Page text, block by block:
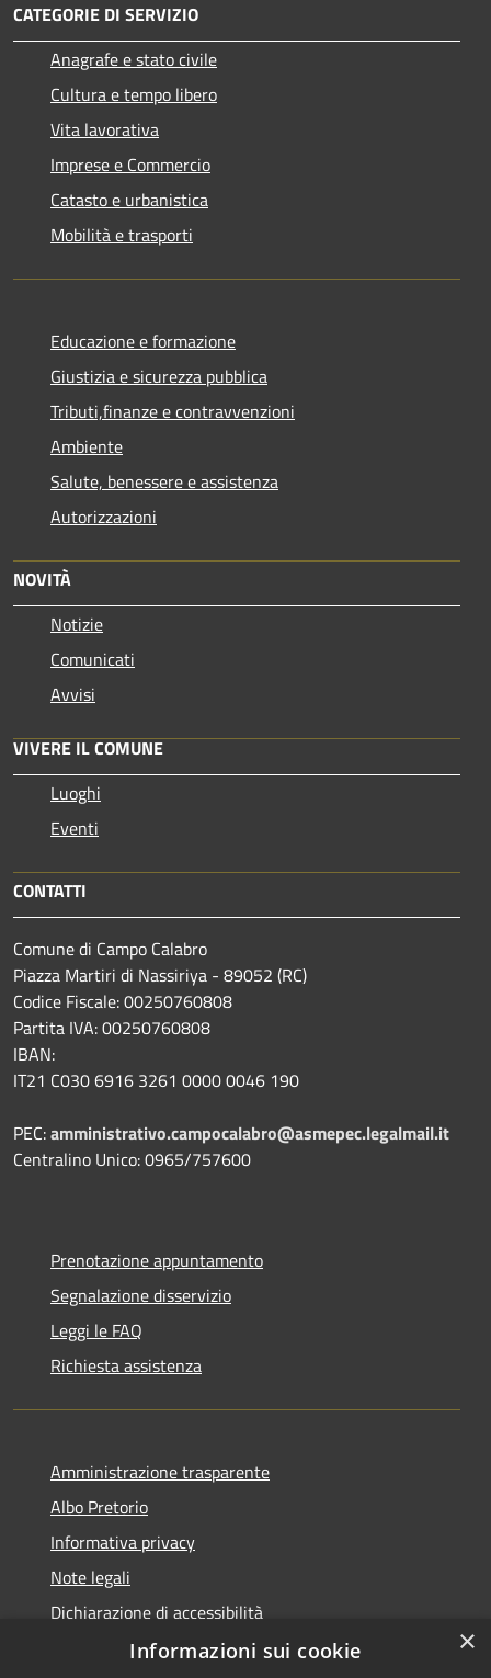
CATEGORIE DI SERVIZIO
Anagrafe e stato civile
Cultura e tempo libero
Vita lavorativa
Imprese e Commercio
Catasto e urbanistica
Mobilità e trasporti
Educazione e formazione
Giustizia e sicurezza pubblica
Tributi,finanze e contravvenzioni
Ambiente
Salute, benessere e assistenza
Autorizzazioni
NOVITÀ
Notizie
Comunicati
Avvisi
VIVERE IL COMUNE
Luoghi
Eventi
CONTATTI
Comune di Campo Calabro
Piazza Martiri di Nassiriya - 89052 (RC)
Codice Fiscale: 00250760808
Partita IVA: 00250760808
IBAN:
IT21 C030 6916 3261 0000 0046 190
PEC:amministrativo.campocalabro@asmepec.legalmail.it
Centralino Unico: 0965/757600
Prenotazione appuntamento
Segnalazione disservizio
Leggi le FAQ
Richiesta assistenza
Amministrazione trasparente
Albo Pretorio
Informativa privacy
Note legali
Dichiarazione di accessibilità
×
Informazioni sui cookie